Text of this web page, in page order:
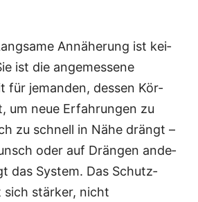
Annä­he­rung ist kei­
ist die ange­mes­se­ne
für jeman­den, des­sen Kör­
um neue Erfah­run­gen zu
zu schnell in Nähe drängt –
oder auf Drän­gen ande­
das Sys­tem. Das Schutz­
stär­ker, nicht